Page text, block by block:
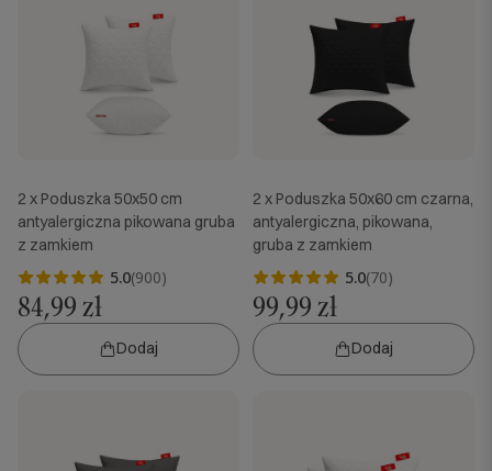
2 x Poduszka 50x50 cm
antyalergiczna pikowana gruba
z zamkiem
5.0(900)
84,99 zł
Dodaj
2 x Poduszka 50x60 cm czarna,
antyalergiczna, pikowana,
gruba z zamkiem
5.0(70)
99,99 zł
Dodaj